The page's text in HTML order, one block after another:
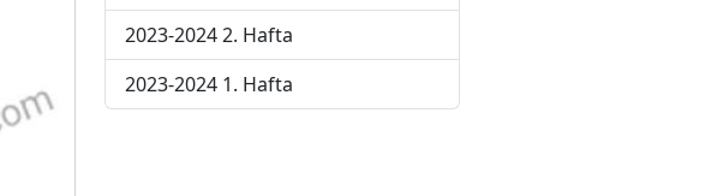
2023-2024 2. Hafta
2023-2024 1. Hafta